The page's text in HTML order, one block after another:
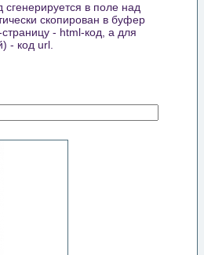
в поле над
скопирован в буфер
- html-код, а для
- код url.